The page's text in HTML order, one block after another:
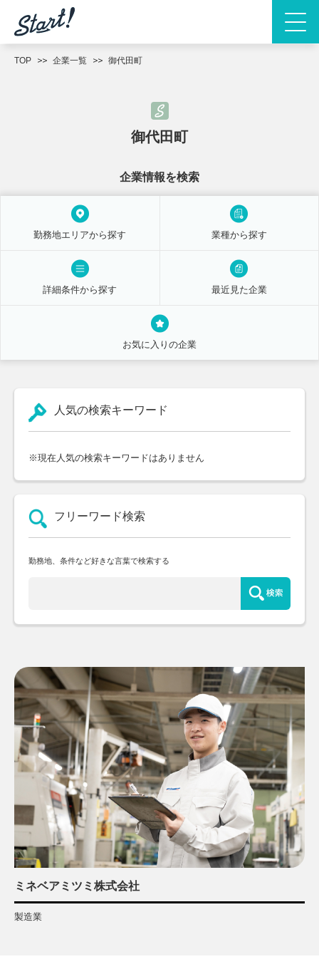
TOP 企業一覧 御代田町
御代田町
企業情報を検索
勤務地エリアから探す 業種から探す
詳細条件から探す 最近見た企業
お気に入りの企業
人気の検索キーワード
※現在人気の検索キーワードはありません
フリーワード検索
勤務地、条件など好きな言葉で検索する
ミネベアミツミ株式会社
製造業